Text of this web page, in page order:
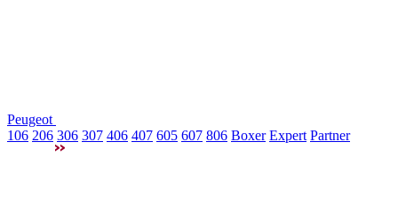
Peugeot
106 206 306 307 406 407 605 607 806 Boxer Expert Partner